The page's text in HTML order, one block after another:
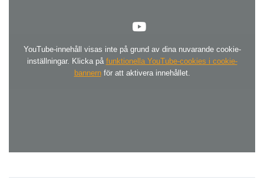
YouTube-innehåll visas inte på grund av dina nuvarande cookie-
inställningar. Klicka på funktionella YouTube-cookies i cookie-
bannernför att aktivera innehållet.